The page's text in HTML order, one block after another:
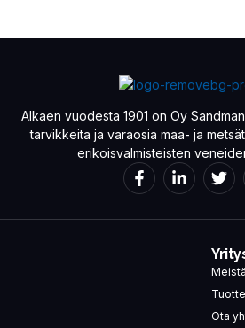
Alkaen vuodesta 1901 on Oy
tarvikkeita ja varaosia maa- ja
erikoisvalmisteisten
Meistä
Ota